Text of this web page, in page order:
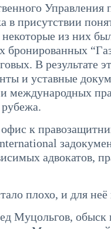
присутствии
из них
В результате
и уставные
международных
к
адвокатов,
плохо, и для
Муцольгов, обыск